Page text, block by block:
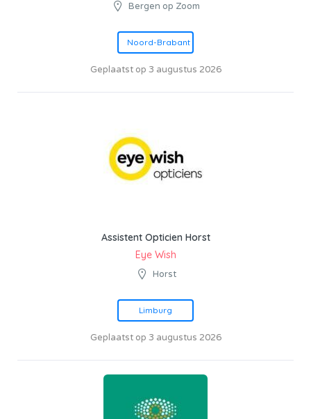
Bergen op Zoom
Noord-Brabant
Geplaatst op 3 augustus 2026
Assistent Opticien Horst
Eye Wish
Horst
Limburg
Geplaatst op 3 augustus 2026